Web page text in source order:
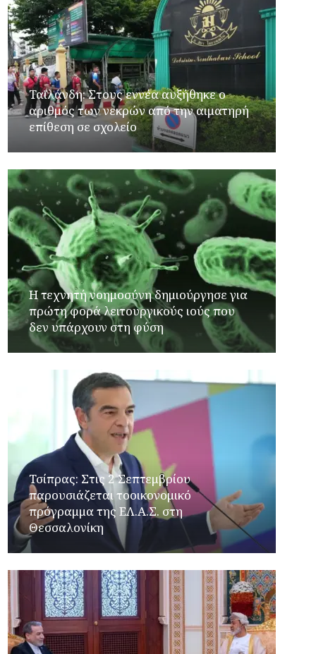
Ταϊλάνδη: Στους εννέα αυξήθηκε ο
αριθμός των νεκρών από την αιματηρή
επίθεση σε σχολείο
Η τεχνητή νοημοσύνη δημιούργησε για
πρώτη φορά λειτουργικούς ιούς που
δεν υπάρχουν στη φύση
Τσίπρας: Στις 2 Σεπτεμβρίου
παρουσιάζεται τοοικονομικό
πρόγραμμα της ΕΛ.Α.Σ. στη
Θεσσαλονίκη